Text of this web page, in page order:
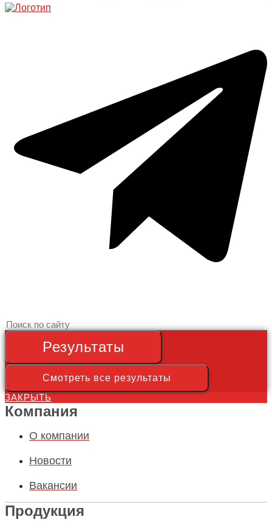
Search
...
Результаты
Смотреть все результаты
ЗАКРЫТЬ
Компания
О компании
Новости
Вакансии
Продукция